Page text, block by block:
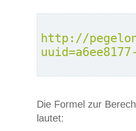
http://
Die Formel zur
lautet: